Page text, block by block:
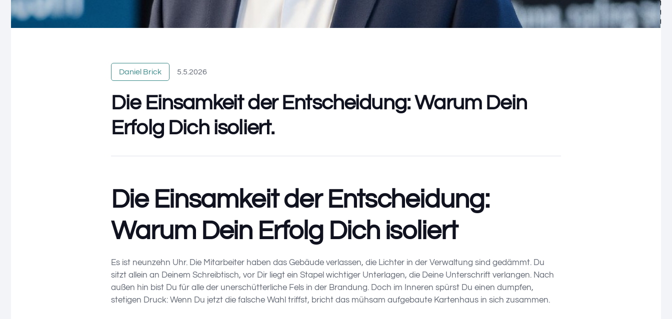
Daniel Brick 5.5.2026
Die Einsamkeit der Entscheidung: Warum Dein
Erfolg Dich isoliert.
Die Einsamkeit der Entscheidung:
Warum Dein Erfolg Dich isoliert
Es ist neunzehn Uhr. Die Mitarbeiter haben das Gebäude verlassen, die Lichter in der Verwaltung sind gedämmt. Du
sitzt allein an Deinem Schreibtisch, vor Dir liegt ein Stapel wichtiger Unterlagen, die Deine Unterschrift verlangen. Nach
außen hin bist Du für alle der unerschütterliche Fels in der Brandung. Doch im Inneren spürst Du einen dumpfen,
stetigen Druck: Wenn Du jetzt die falsche Wahl triffst, bricht das mühsam aufgebaute Kartenhaus in sich zusammen.